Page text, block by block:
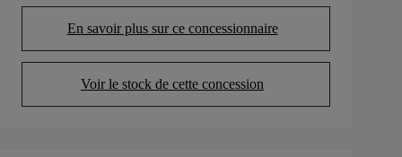
En savoir plus sur ce concessionnaire
(Opens in new tab)
Voir le stock de cette concession
(Opens in new tab)